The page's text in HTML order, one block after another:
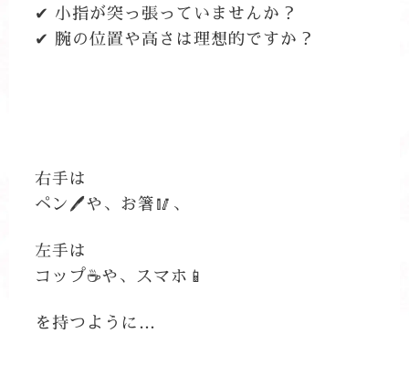
✔ 小指が突っ張っていませんか？
✔ 腕の位置や高さは理想的ですか？
右手は
ペン🖊や、お箸🥢、
左手は
コップ☕や、スマホ📱
を持つように…